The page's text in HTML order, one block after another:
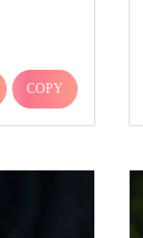
COPY